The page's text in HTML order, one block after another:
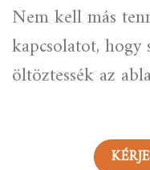
Nem kell más
kapcsolatot,
öltöztessék az